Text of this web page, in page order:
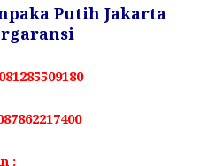
Putih Jakarta
: